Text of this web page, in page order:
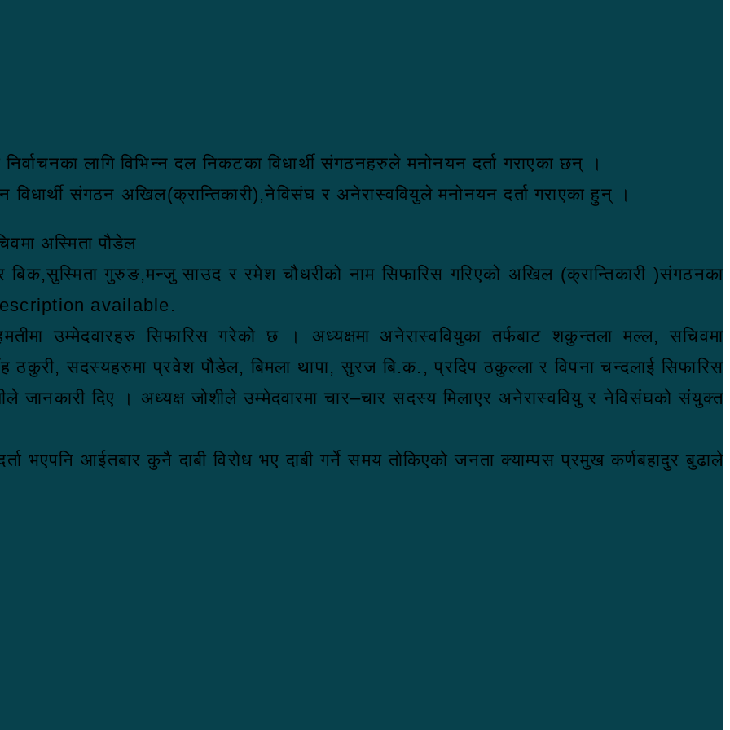
लागि विभिन्न दल निकटका विधार्थी संगठनहरुले मनोनयन दर्ता गराएका छन् ।
विधार्थी संगठन अखिल(क्रान्तिकारी),नेविसंघ र अनेरास्ववियुले मनोनयन दर्ता गराएका हुन् ।
अस्मिता पौडेल
बिक,सुस्मिता गुरुङ,मन्जु साउद र रमेश चौधरीको नाम सिफारिस गरिएको अखिल (क्रान्तिकारी )संगठनका
उम्मेदवारहरु सिफारिस गरेको छ । अध्यक्षमा अनेरास्ववियुका तर्फबाट शकुन्तला मल्ल, सचिवमा
ठकुरी, सदस्यहरुमा प्रवेश पौडेल, बिमला थापा, सुरज बि.क., प्रदिप ठकुल्ला र विपना चन्दलाई सिफारिस
जानकारी दिए । अध्यक्ष जोशीले उम्मेदवारमा चार–चार सदस्य मिलाएर अनेरास्ववियु र नेविसंघको संयुक्त
भएपनि आईतबार कुनै दाबी विरोध भए दाबी गर्ने समय तोकिएको जनता क्याम्पस प्रमुख कर्णबहादुर बुढाले